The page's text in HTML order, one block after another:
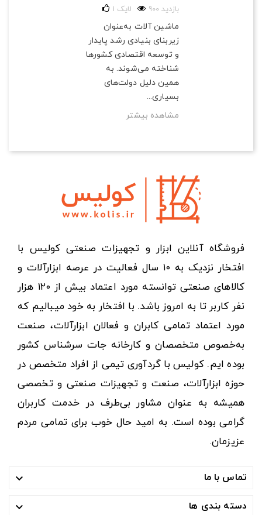
900 بازدید 1 لایک
ماشین آلات به‌عنوان
زیربنای بنیادی رشد پایدار
و توسعه اقتصادی کشورها
شناخته می‌شوند. به
همین دلیل دولت‌های
بسیاری...
مشاهده بیشتر
فروشگاه آنلاین ابزار و تجهیزات صنعتی کولیس با
افتخار نزدیک به ۱۰ سال فعالیت در عرصه ابزارآلات و
کالاهای صنعتی توانسته مورد اعتماد بیش از ۱۲۰ هزار
نفر کاربر تا به امروز باشد. با افتخار به خود میبالیم که
مورد اعتماد تمامی کابران و فعالان ابزارآلات، صنعت
به‌خصوص متخصصان و کارخانه جات سرشناس کشور
بوده ایم. کولیس با گردآوری تیمی از افراد متخصص در
حوزه ابزارآلات، صنعت و تجهیزات صنعتی و تخصصی
همیشه به عنوان مشاور بی‌طرف در خدمت کاربران
گرامی بوده است. به امید حال خوب برای تمامی مردم
عزیزمان.
تماس با ما 
دسته بندی ها 